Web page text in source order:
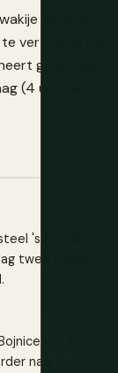
als je in
vertragen op
goed met
(4 uur met
's middags,
twee Devín
per trein
naar het